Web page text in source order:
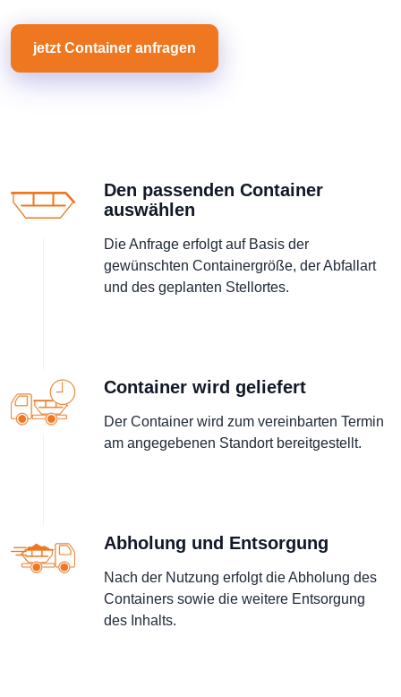
jetzt Container anfragen
Den passenden Container
auswählen
Die Anfrage erfolgt auf Basis der
gewünschten Containergröße, der Abfallart
und des geplanten Stellortes.
Container wird geliefert
Der Container wird zum vereinbarten Termin
am angegebenen Standort bereitgestellt.
Abholung und Entsorgung
Nach der Nutzung erfolgt die Abholung des
Containers sowie die weitere Entsorgung
des Inhalts.